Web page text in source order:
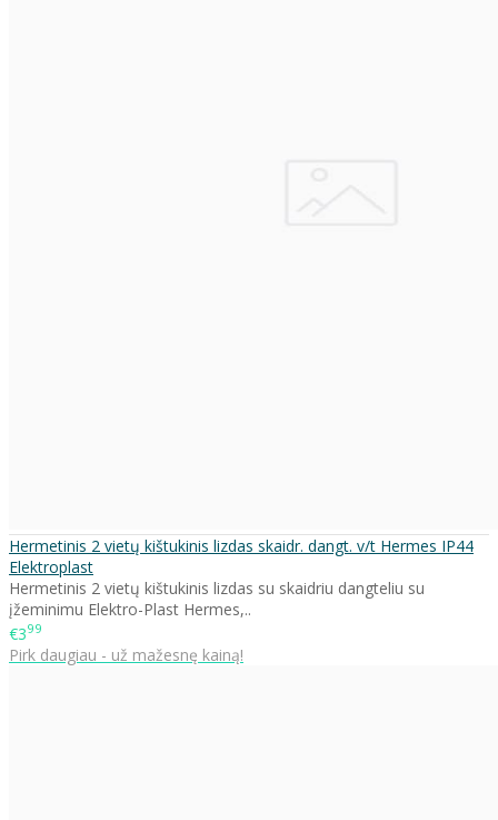
Hermetinis 2 vietų kištukinis lizdas skaidr. dangt. v/t Hermes IP44
Elektroplast
Hermetinis 2 vietų kištukinis lizdas su skaidriu dangteliu su
įžeminimu Elektro-Plast Hermes,..
€399
Pirk daugiau - už mažesnę kainą!